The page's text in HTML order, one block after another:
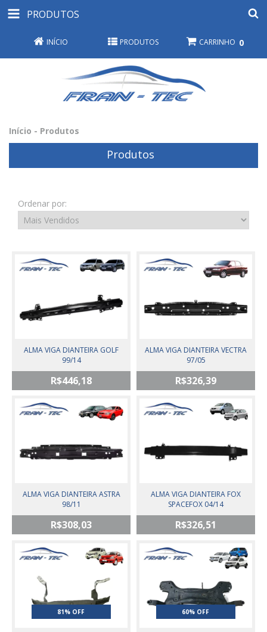
PRODUTOS
INÍCIO PRODUTOS CARRINHO 0
Início - Produtos
Produtos
Ordenar por:
ALMA VIGA DIANTEIRA GOLF
99/14
R$446,18
ALMA VIGA DIANTEIRA VECTRA
97/05
R$326,39
ALMA VIGA DIANTEIRA ASTRA
98/11
R$308,03
ALMA VIGA DIANTEIRA FOX
SPACEFOX 04/14
R$326,51
81% OFF 60% OFF